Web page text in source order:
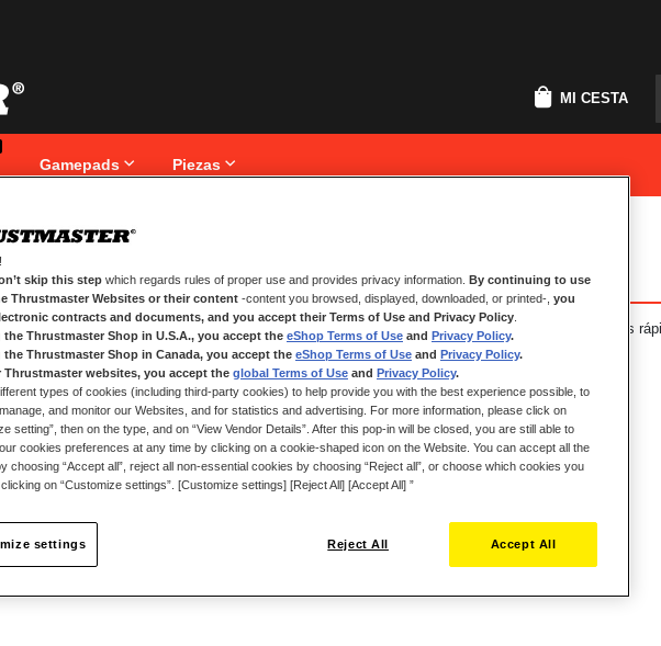
MI CESTA
Gamepads Piezas
NUEVOS CLIENTES
Crear una cuenta tiene muchos beneficios: Pago más
seguimiento de pedidos y mucho más.
CREAR UNA CUENTA
skip this step which regards rules of proper use and provides privacy information. By continuing to use
Thrustmaster Websites or their content -content you browsed, displayed, downloaded, or printed-, you
contracts and documents, and you accept their Terms of Use and Privacy Policy
the Thrustmaster Shop in U.S.A., you accept the eShop Terms of Use and Privacy Policy.
the Thrustmaster Shop in Canada, you accept the eShop Terms of Use and Privacy Policy.
Thrustmaster websites, you accept the global Terms of Use and Privacy Policy.
types of cookies (including third-party cookies) to help provide you with the best experience possible, to
and monitor our Websites, and for statistics and advertising. For more information, please click on
setting”, then on the type, and on “View Vendor Details”. After this pop-in will be closed, you are still able to
cookies preferences at any time by clicking on a cookie-shaped icon on the Website. You can accept all the
choosing “Accept all”, reject all non-essential cookies by choosing “Reject all”, or choose which cookies you
on “Customize settings”. [Customize settings] [Reject All] [Accept All] ”
Reject All Accept All
settings